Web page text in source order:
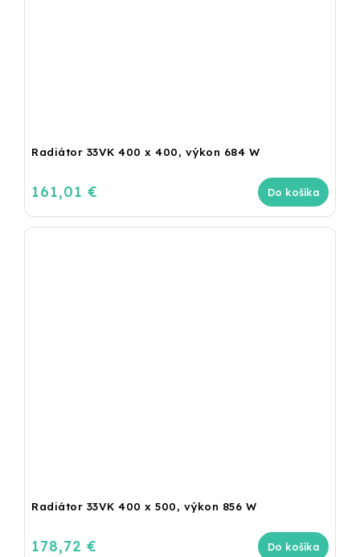
Radiátor 33VK 400 x 400, výkon 684 W
161,01 € Do košíka
Radiátor 33VK 400 x 500, výkon 856 W
178,72 € Do košíka